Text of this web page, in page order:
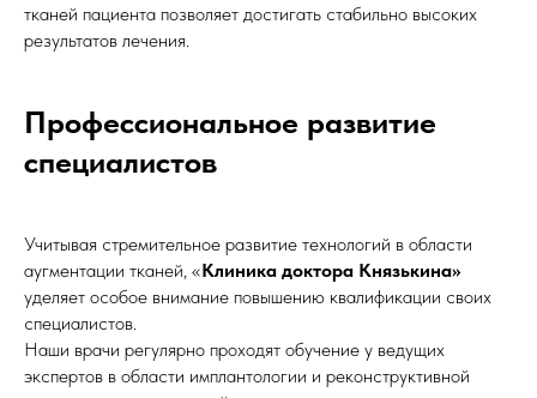
тканей пациента позволяет достигать стабильно высоких
результатов лечения.
Профессиональное развитие
специалистов
Учитывая стремительное развитие технологий в области
аугментации тканей, «Клиника доктора Князькина»
уделяет особое внимание повышению квалификации своих
специалистов.
Наши врачи регулярно проходят обучение у ведущих
экспертов в области имплантологии и реконструктивной